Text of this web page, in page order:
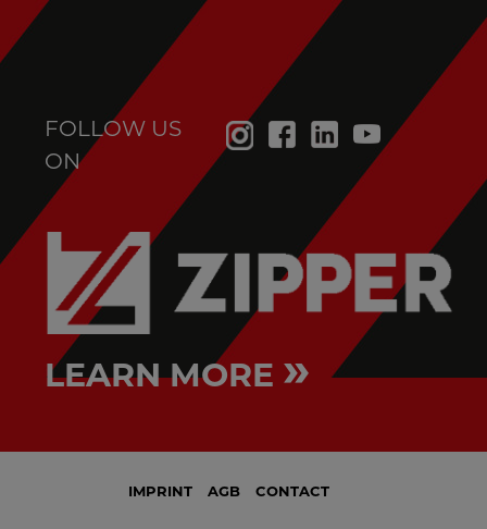
FOLLOW US
ON
LEARN MORE »
IMPRINT AGB CONTACT